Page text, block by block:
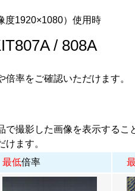
1920×1080）使用時
/ 808A
率をご確認いただけます。
撮影した画像を表示するこ
ます。
最低倍率